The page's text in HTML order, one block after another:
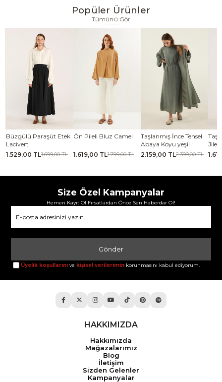
Popüler Ürünler
Tümünü Gör
Büzgülü Paraşüt Etek
Lacivert
1.529,00 TL1.699,00 TL
Ön Pileli Bluz Camel
1.619,00 TL1.799,00 TL
Taşlanmış İnce Tensel
Abaya Koyu yeşil
2.159,00 TL2.399,00 TL
Jile
Size Özel Kampanyalar
Hemen Kayıt Ol Fırsatlardan Önce Sen Haberdar Ol!
Gönder
Üyelik koşullarını ve kişisel verilerimin korunmasını kabul ediyorum.
HAKKIMIZDA
Hakkımızda
Mağazalarımız
Blog
İletişim
Sizden Gelenler
Kampanyalar